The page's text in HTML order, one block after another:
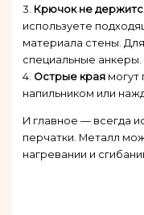
3. Крючок не
используете
материала стены.
специальные анкеры.
4. Острые краямогут
напильником или
И главное — всегда
перчатки. Металл
нагревании и